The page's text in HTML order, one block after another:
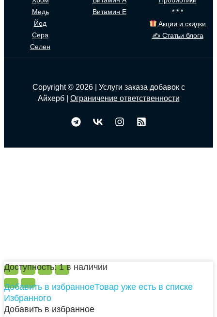
Медь
Йод
Сера
Селен
Витамин Е
* * *
Акции и скидки
✍ Статьи блога
Copyright © 2026 | Услуги заказа добавок с
Айхерб | Ограничение ответственности
Доступность: 1 в наличии
Добавить в избранноеТовар уже есть в списке
Избранного
Добавить в избранное